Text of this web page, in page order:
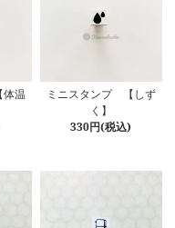
温
ミニスタンプ 【しず
く】
330円(税込)